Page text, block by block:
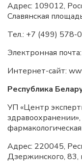
Адрес: 109012,
Славянская
Тел.: +7 (499)
Электронная
Интернет-сайт:
Республика
УП «Центр
Адрес: 220045,
Дзержинского, 83,